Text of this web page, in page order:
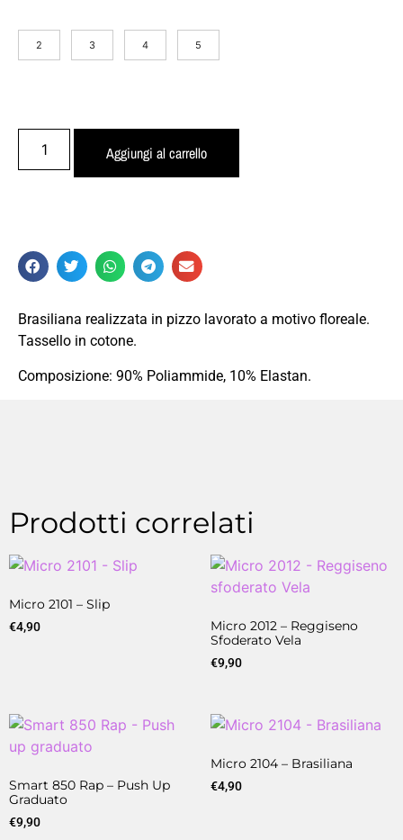
2 3 4 5
Aggiungi al carrello
Brasiliana realizzata in pizzo lavorato a motivo floreale.
Tassello in cotone.
Composizione: 90% Poliammide, 10% Elastan.
Prodotti correlati
Micro 2101 – Slip
€4,90
Micro 2012 – Reggiseno
Sfoderato Vela
€9,90
Smart 850 Rap – Push Up
Graduato
€9,90
Micro 2104 – Brasiliana
€4,90